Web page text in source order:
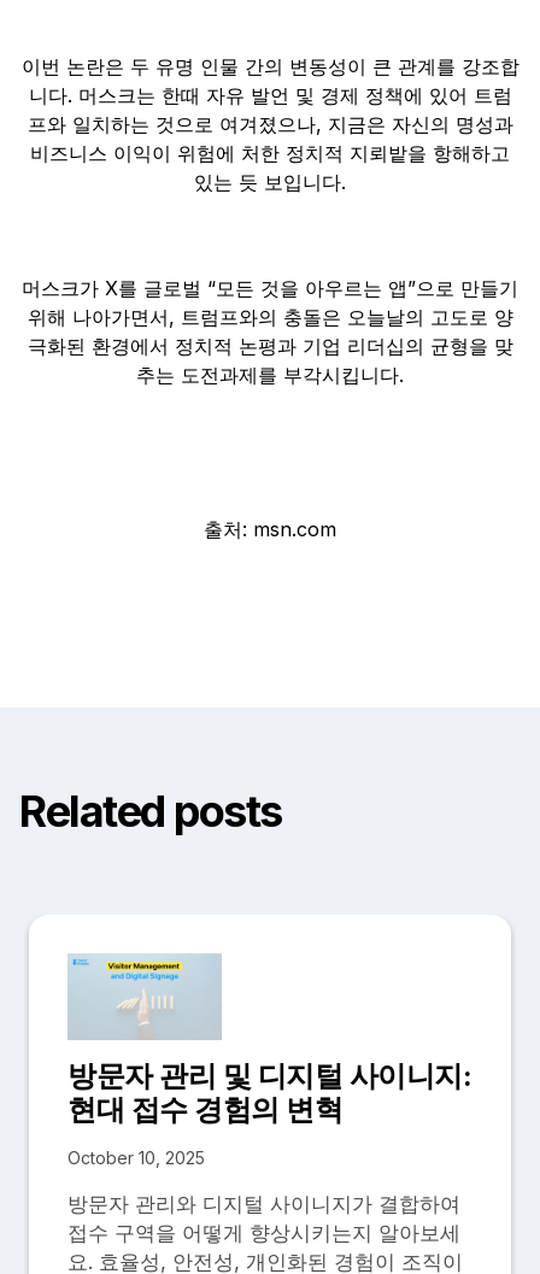
이번 논란은 두 유명 인물 간의 변동성이 큰 관계를 강조합
니다. 머스크는 한때 자유 발언 및 경제 정책에 있어 트럼
프와 일치하는 것으로 여겨졌으나, 지금은 자신의 명성과
비즈니스 이익이 위험에 처한 정치적 지뢰밭을 항해하고
있는 듯 보입니다.
머스크가 X를 글로벌 “모든 것을 아우르는 앱”으로 만들기
위해 나아가면서, 트럼프와의 충돌은 오늘날의 고도로 양
극화된 환경에서 정치적 논평과 기업 리더십의 균형을 맞
추는 도전과제를 부각시킵니다.
출처: msn.com
Related posts
방문자 관리 및 디지털 사이니지:
현대 접수 경험의 변혁
October 10, 2025
방문자 관리와 디지털 사이니지가 결합하여
접수 구역을 어떻게 향상시키는지 알아보세
요. 효율성, 안전성, 개인화된 경험이 조직이